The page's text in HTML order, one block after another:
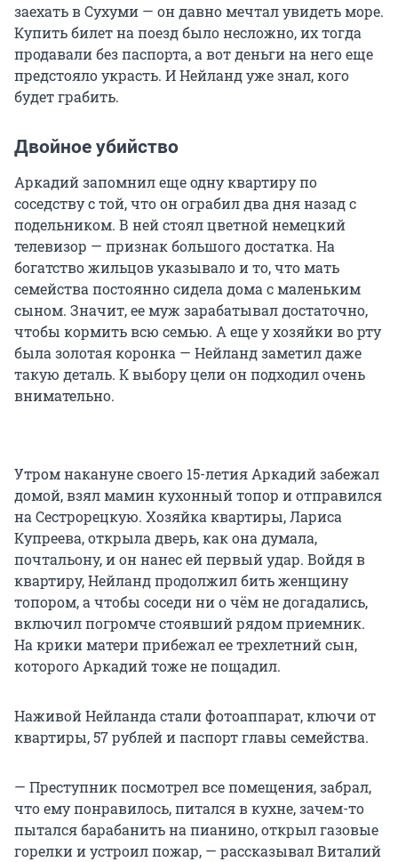
заехать в Сухуми — он давно мечтал увидеть море.
Купить билет на поезд было несложно, их тогда
продавали без паспорта, а вот деньги на него еще
предстояло украсть. И Нейланд уже знал, кого
будет грабить.
Двойное убийство
Аркадий запомнил еще одну квартиру по
соседству с той, что он ограбил два дня назад с
подельником. В ней стоял цветной немецкий
телевизор — признак большого достатка. На
богатство жильцов указывало и то, что мать
семейства постоянно сидела дома с маленьким
сыном. Значит, ее муж зарабатывал достаточно,
чтобы кормить всю семью. А еще у хозяйки во рту
была золотая коронка — Нейланд заметил даже
такую деталь. К выбору цели он подходил очень
внимательно.
Утром накануне своего 15-летия Аркадий забежал
домой, взял мамин кухонный топор и отправился
на Сестрорецкую. Хозяйка квартиры, Лариса
Купреева, открыла дверь, как она думала,
почтальону, и он нанес ей первый удар. Войдя в
квартиру, Нейланд продолжил бить женщину
топором, а чтобы соседи ни о чём не догадались,
включил погромче стоявший рядом приемник.
На крики матери прибежал ее трехлетний сын,
которого Аркадий тоже не пощадил.
Наживой Нейланда стали фотоаппарат, ключи от
квартиры, 57 рублей и паспорт главы семейства.
— Преступник посмотрел все помещения, забрал,
что ему понравилось, питался в кухне, зачем-то
пытался барабанить на пианино, открыл газовые
горелки и устроил пожар, — рассказывал Виталий